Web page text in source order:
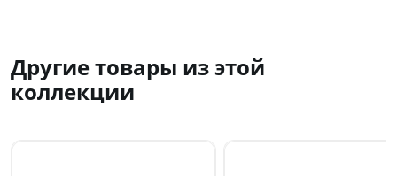
Другие товары из этой
коллекции